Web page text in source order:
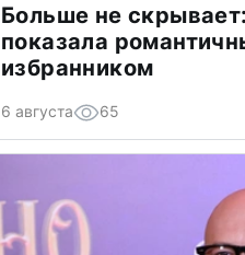
Больше не
показала
избранником
6 августа 65